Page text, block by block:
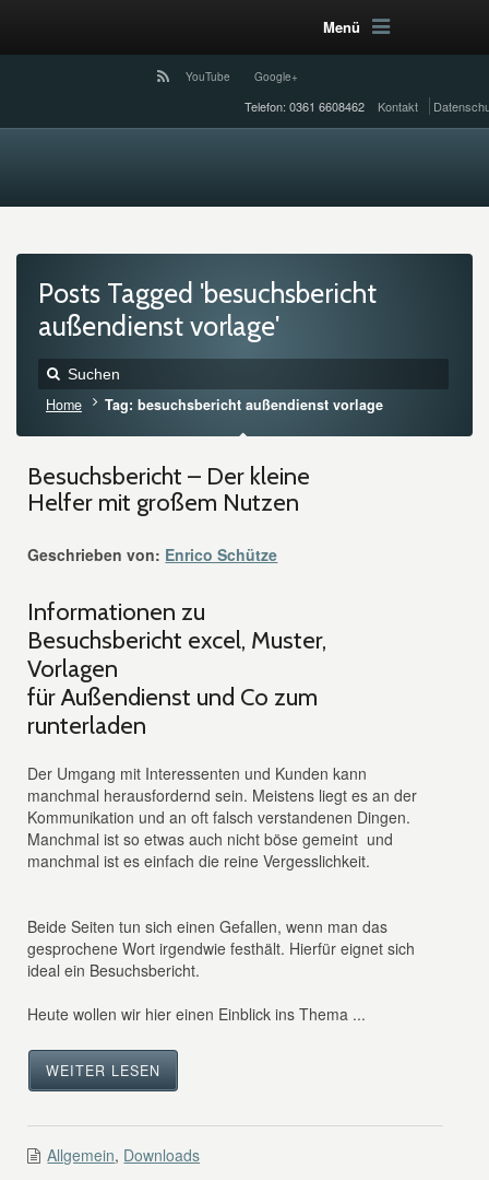
Menü
YouTube Google+
Telefon: 0361 6608462 Kontakt
Posts Tagged 'besuchsbericht
außendienst vorlage'
Home Tag: besuchsbericht außendienst vorlage
Besuchsbericht – Der kleine
Helfer mit großem Nutzen
Geschrieben von: Enrico Schütze
Informationen zu
Besuchsbericht excel, Muster,
Vorlagen
für Außendienst und Co zum
runterladen
Der Umgang mit Interessenten und Kunden kann
manchmal herausfordernd sein. Meistens liegt es an der
Kommunikation und an oft falsch verstandenen Dingen.
Manchmal ist so etwas auch nicht böse gemeint und
manchmal ist es einfach die reine Vergesslichkeit.
Beide Seiten tun sich einen Gefallen, wenn man das
gesprochene Wort irgendwie festhält. Hierfür eignet sich
ideal ein Besuchsbericht.
Heute wollen wir hier einen Einblick ins Thema ...
WEITER LESEN
Allgemein, Downloads